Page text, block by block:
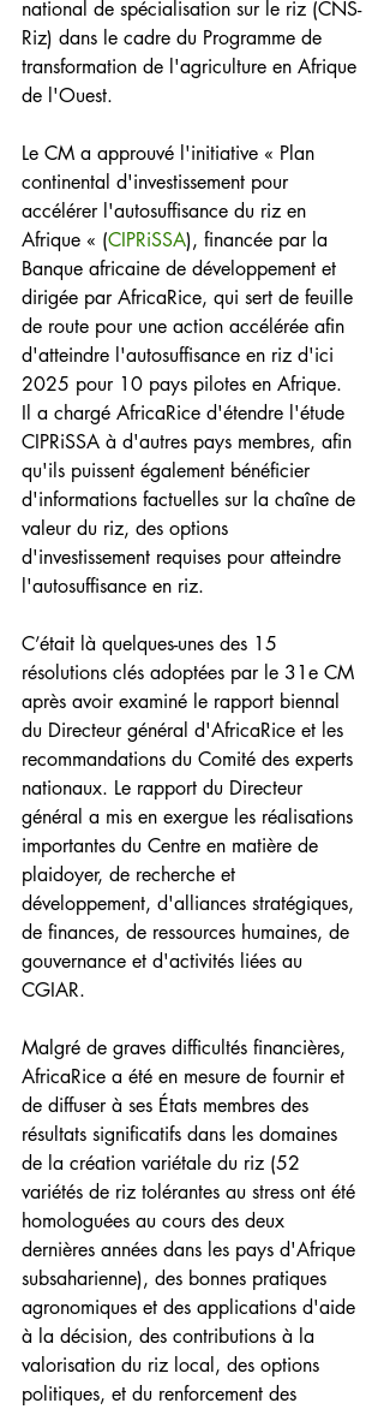
national de spécialisation sur le riz (CNS-
Riz) dans le cadre du Programme de
transformation de l'agriculture en Afrique
de l'Ouest.
Le CM a approuvé l'initiative « Plan
continental d'investissement pour
accélérer l'autosuffisance du riz en
Afrique « (CIPRiSSA), financée par la
Banque africaine de développement et
dirigée par AfricaRice, qui sert de feuille
de route pour une action accélérée afin
d'atteindre l'autosuffisance en riz d'ici
2025 pour 10 pays pilotes en Afrique.
Il a chargé AfricaRice d'étendre l'étude
CIPRiSSA à d'autres pays membres, afin
qu'ils puissent également bénéficier
d'informations factuelles sur la chaîne de
valeur du riz, des options
d'investissement requises pour atteindre
l'autosuffisance en riz.
C’était là quelques-unes des 15
résolutions clés adoptées par le 31e CM
après avoir examiné le rapport biennal
du Directeur général d'AfricaRice et les
recommandations du Comité des experts
nationaux. Le rapport du Directeur
général a mis en exergue les réalisations
importantes du Centre en matière de
plaidoyer, de recherche et
développement, d'alliances stratégiques,
de finances, de ressources humaines, de
gouvernance et d'activités liées au
CGIAR.
Malgré de graves difficultés financières,
AfricaRice a été en mesure de fournir et
de diffuser à ses États membres des
résultats significatifs dans les domaines
de la création variétale du riz (52
variétés de riz tolérantes au stress ont été
homologuées au cours des deux
dernières années dans les pays d'Afrique
subsaharienne), des bonnes pratiques
agronomiques et des applications d'aide
à la décision, des contributions à la
valorisation du riz local, des options
politiques, et du renforcement des